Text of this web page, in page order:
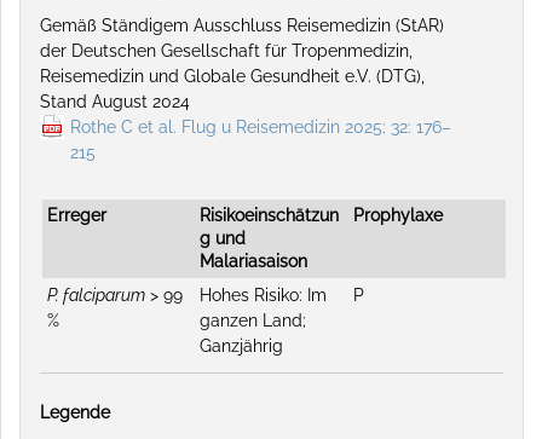
Gemäß Ständigem Ausschluss Reisemedizin (StAR)
der Deutschen Gesellschaft für Tropenmedizin,
Reisemedizin und Globale Gesundheit e.V. (DTG),
Stand August 2024
Rothe C et al. Flug u Reisemedizin 2025; 32: 176–
215
Erreger
Risikoeinschätzun
g und
Malariasaison
Prophylaxe
P. falciparum > 99
%
Hohes Risiko: Im
ganzen Land;
Ganzjährig
P
Legende